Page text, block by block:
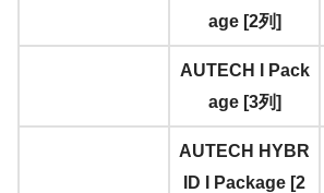
age [2列]
AUTECH I Pack
age [3列]
AUTECH HYBR
ID I Package [2